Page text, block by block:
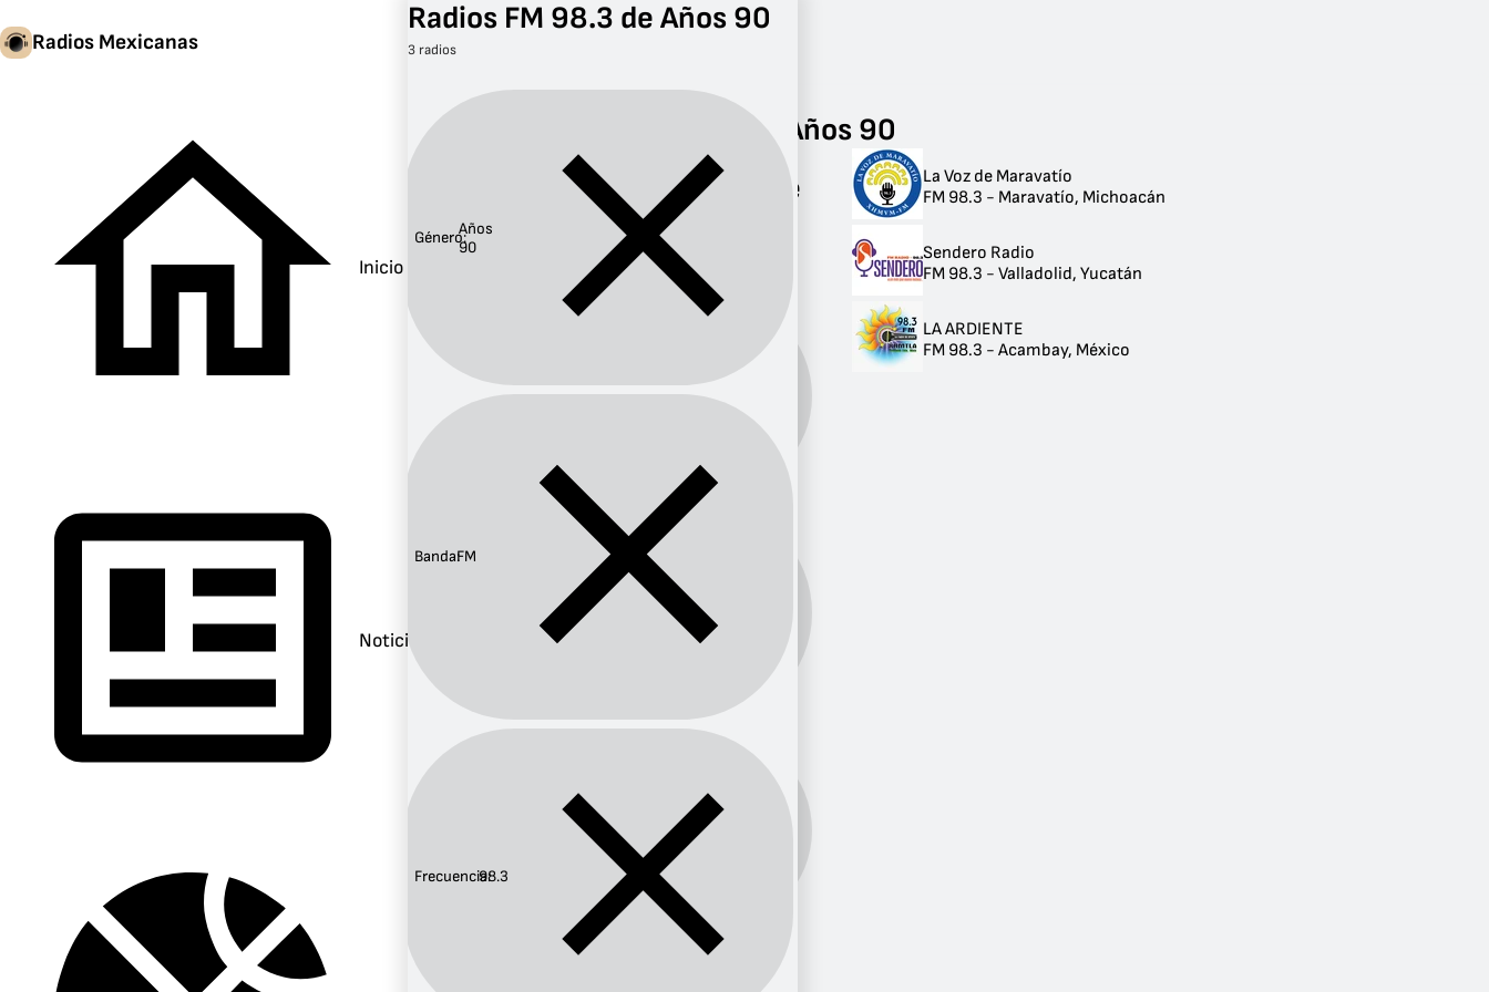
Radios Mexicanas
Inicio
Noticias
FM 98.3
Radios FM 98.3 de Años 90
Radios FM 98.3 de
Años 90
3 radios
Género:
Años
Banda:
FM
Frecuencia:
98.3
La Voz de Maravatío
FM 98.3 - Maravatío, Michoacán
Sendero Radio
FM 98.3 - Valladolid, Yucatán
LA ARDIENTE
FM 98.3 - Acambay, México
Radios FM 98.3 de Años 90
3 radios
Género:Años
90
Banda:FM
Frecuencia:98.3